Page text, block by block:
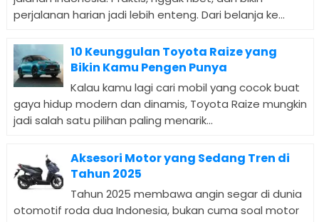
perjalanan harian jadi lebih enteng. Dari belanja ke...
10 Keunggulan Toyota Raize yang
Bikin Kamu Pengen Punya
Kalau kamu lagi cari mobil yang cocok buat
gaya hidup modern dan dinamis, Toyota Raize mungkin
jadi salah satu pilihan paling menarik...
Aksesori Motor yang Sedang Tren di
Tahun 2025
Tahun 2025 membawa angin segar di dunia
otomotif roda dua Indonesia, bukan cuma soal motor